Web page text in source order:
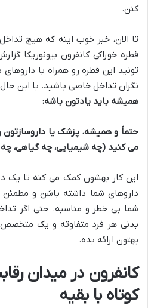
کنن.
تا الان، خبر خوب اینه که هیچ
قطره خوراکی کانفرون بیونوریکا
تونید این قطره رو همراه با
نگران تداخل خاصی باشید. با این
همیشه باید یادتون باشه:
حتماً و همیشه، پزشک یا
می کنید (چه شیمیایی، چه گیاهی،
این کار بهشون کمک می کنه تا یک
داروهای شما داشته باشن و
شما بی خطر و مناسبه. حتی اگر
بدنی هر فرد متفاوته و یک متخصص
بهتون ارائه بده.
کانفرون در میدان
کوتاه با بقیه